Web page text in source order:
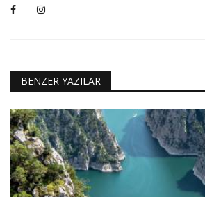
BENZER YAZILAR